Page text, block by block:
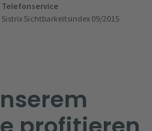
Telefonservice
Sistrix Sichtbarkeitsindex 09/2015